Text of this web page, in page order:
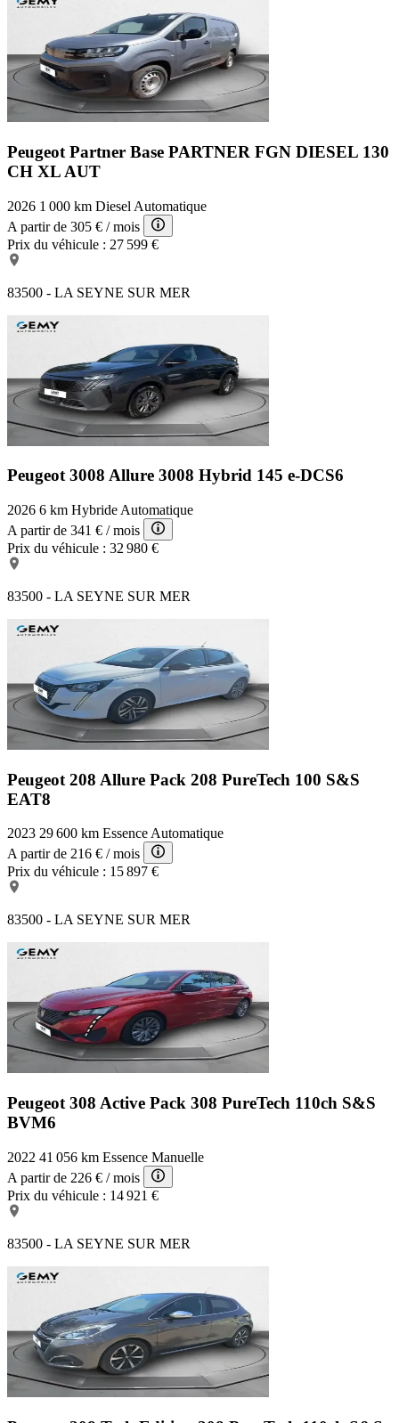
Peugeot Partner Base PARTNER FGN DIESEL 130
CH XL AUT
2026 1 000 km Diesel Automatique
A partir de 305 € / mois
Prix du véhicule : 27 599 €
83500 - LA SEYNE SUR MER
Peugeot 3008 Allure 3008 Hybrid 145 e-DCS6
2026 6 km Hybride Automatique
A partir de 341 € / mois
Prix du véhicule : 32 980 €
83500 - LA SEYNE SUR MER
Peugeot 208 Allure Pack 208 PureTech 100 S&S
EAT8
2023 29 600 km EssenceAutomatique
A partir de 216 € / mois
Prix du véhicule : 15 897 €
83500 - LA SEYNE SUR MER
Peugeot 308 Active Pack 308 PureTech 110ch S&S
BVM6
2022 41 056 km Essence Manuelle
A partir de 226 € / mois
Prix du véhicule : 14 921 €
83500 - LA SEYNE SUR MER